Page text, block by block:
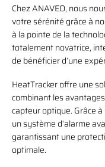
d’autres sources de
sûr et conforme aux
Chez ANAVEO, nous
votre sérénité grâce à
à la pointe de la
totalement novatrice,
de bénéficier d’une
HeatTracker offre une
combinant les
capteur optique. Grâce
un système d’alarme
garantissant une
optimale.